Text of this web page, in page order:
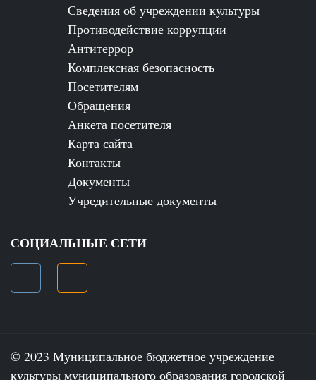
Сведения об учреждении культуры
Противодействие коррупции
Антитеррор
Комплексная безопасность
Посетителям
Обращения
Анкета посетителя
Карта сайта
Контакты
Документы
Учредительные документы
СОЦИАЛЬНЫЕ СЕТИ
© 2023 Муниципальное бюджетное учреждение
культуры муниципального образования городской